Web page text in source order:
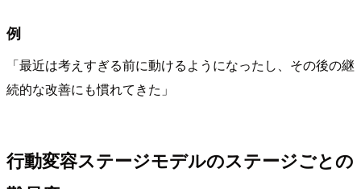
例
「最近は考えすぎる前に動けるようになったし、その後の継
続的な改善にも慣れてきた」
行動変容ステージモデルのステージごとの